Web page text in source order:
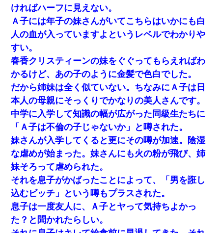
ければハーフに見えない。
Ａ子には年子の妹さんがいてこちらはいかにも白
人の血が入っていますよというレベルでわかりや
すい。
春香クリスティーンの妹をぐぐってもらえればわ
かるけど、あの子のように金髪で色白でした。
だから姉妹は全く似ていない。ちなみにＡ子は日
本人の母親にそっくりでかなりの美人さんです。
中学に入学して知識の幅が広がった同級生たちに
「Ａ子は不倫の子じゃないか」と噂された。
妹さんが入学してくると更にその噂が加速。陰湿
な虐めが始まった。妹さんにも火の粉が飛び、姉
妹そろって虐められた。
それを息子がかばったことによって、「男を誑し
込むビッチ」という噂もプラスされた。
息子は一度友人に、Ａ子とヤって気持ちよかっ
た？と聞かれたらしい。